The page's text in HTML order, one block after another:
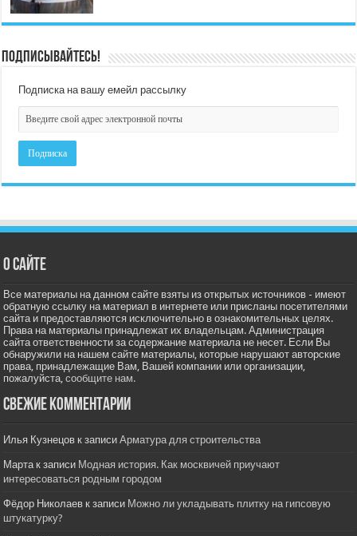
Подписывайтесь!
Подписка на вашу емейл рассылку
О сайте
Все материалы на данном сайте взяты из открытых источников - имеют
обратную ссылку на материал в интернете или присланы посетителями
сайта и предоставляются исключительно в ознакомительных целях.
Права на материалы принадлежат их владельцам. Администрация
сайта ответственности за содержание материала не несет. Если Вы
обнаружили на нашем сайте материалы, которые нарушают авторские
права, принадлежащие Вам, Вашей компании или организации,
пожалуйста,сообщите нам.
Свежие комментарии
Илья Кузнецов к записиАрматура для строительства
Мартак записи Модная история. Как москвичей приучают
интересоваться родным городом
Фёдор Николаев к записи Можно ли укладывать плитку на гипсовую
штукатурку?